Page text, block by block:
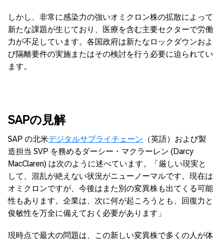
しかし、非常に感染力の強いオミクロン株の拡散によって
新たな課題が生じており、医療を含む主要セクターで労働
力が不足しています。各国政府は新たなロックダウンおよ
び隔離要件の実施またはその検討を行う必要に迫られてい
ます。
SAPの見解
SAP の北米デジタルサプライチェーン （英語）および製
造担当 SVP を務めるダーシー・マクラーレン (Darcy
MacClaren) は次のように述べています。「厳しい現実と
して、混乱が絶えない状況がニューノーマルです。現在は
オミクロンですが、今後はまた別の変異株も出てくる可能
性もあります。企業は、次に何が起ころうとも、回復力と
俊敏性を万全に備えておく必要があります」
現時点で最大の問題は、この新しい変異株で多くの人が体